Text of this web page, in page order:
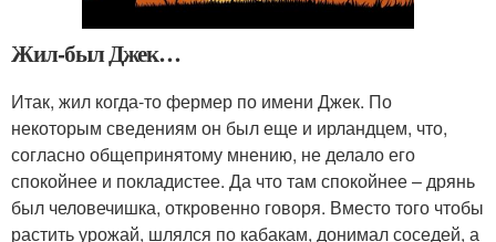
Жил-был Джек…
Итак, жил когда-то фермер по имени Джек. По
некоторым сведениям он был еще и ирландцем, что,
согласно общепринятому мнению, не делало его
спокойнее и покладистее. Да что там спокойнее – дрянь
был человечишка, откровенно говоря. Вместо того чтобы
растить урожай, шлялся по кабакам, донимал соседей, а